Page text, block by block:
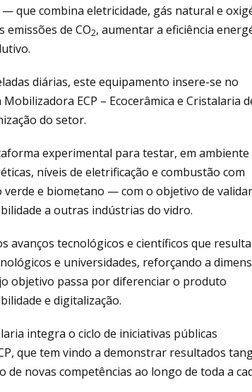
que combina eletricidade, gás natural e
de CO2, aumentar a eficiência
diárias, este equipamento insere-se no
ECP – Ecocerâmica e Cristalaria
do setor.
experimental para testar, em ambiente
níveis de eletrificação e combustão com
e biometano — com o objetivo de
a outras indústrias do vidro.
avanços tecnológicos e científicos que
e universidades, reforçando a
objetivo passa por diferenciar o produto
e digitalização.
integra o ciclo de iniciativas públicas
que tem vindo a demonstrar resultados
de novas competências ao longo de toda a